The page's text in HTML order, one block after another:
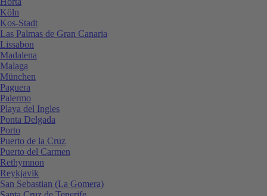
Köln
Kos-Stadt
Las Palmas de Gran Canaria
Lissabon
Madalena
Malaga
München
Paguera
Palermo
Playa del Ingles
Ponta Delgada
Porto
Puerto de la Cruz
Puerto del Carmen
Rethymnon
Reykjavik
San Sebastian (La Gomera)